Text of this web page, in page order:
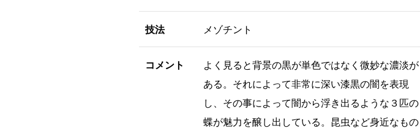
技法 メゾチント
コメント
よく見ると背景の黒が単色ではなく微妙な濃淡が
ある。それによって非常に深い漆黒の闇を表現
し、その事によって闇から浮き出るような３匹の
蝶が魅力を醸し出している。昆虫など身近なもの